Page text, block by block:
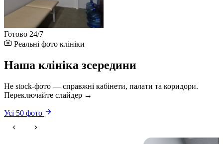
Готово 24/7
Реальні фото клініки
Наша клініка зсередини
Не stock-фото — справжні кабінети, палати та коридори.
Переключайте слайдер →
Усі 50 фото